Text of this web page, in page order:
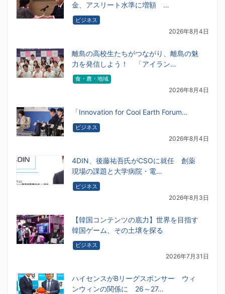
金、アスリート水準に増額 …
ビジネス
2026年8月4日
離島の高校生たちがつながり、離島の魅
力を発信しよう！ 「アイラン…
食・農・地域
2026年8月4日
「Innovation for Cool Earth Forum…
ビジネス
2026年8月4日
4DIN、後藤祐吾氏がCSOに就任 創薬
現場の課題と大学病院・電…
ビジネス
2026年8月3日
【韓国コンテンツの底力】世界を目指す
韓国ゲーム、その土壌を探る
ビジネス
2026年7月31日
ハイセンスがBリーグスポンサー ウィ
ンウィンの関係に 26～27…